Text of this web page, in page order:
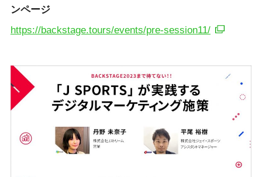
ンページ
https://backstage.tours/events/pre-session11/